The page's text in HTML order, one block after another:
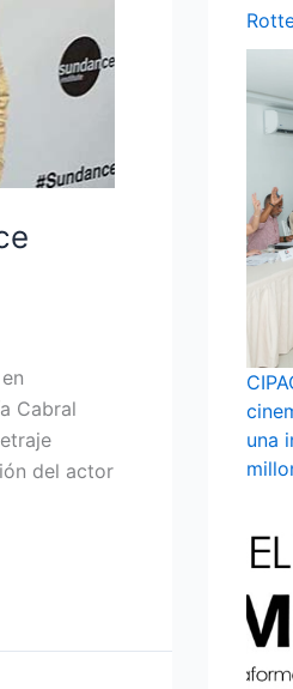
Cabral
del actor
una